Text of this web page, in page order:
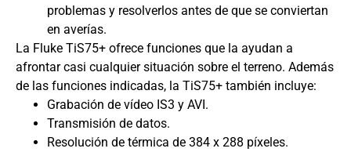
problemas y resolverlos antes de que se conviertan
en averías.
La Fluke TiS75+ ofrece funciones que la ayudan a
afrontar casi cualquier situación sobre el terreno. Además
de las funciones indicadas, la TiS75+ también incluye:
Grabación de vídeo IS3 y AVI.
Transmisión de datos.
Resolución de térmica de 384 x 288 píxeles.